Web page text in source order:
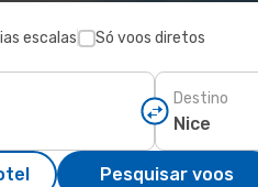
escalas Só voos diretos
Destino
Pesquisar voos